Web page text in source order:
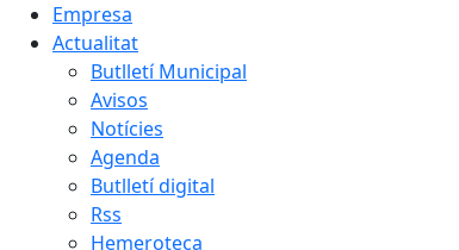
Empresa
Actualitat
Butlletí Municipal
Avisos
Notícies
Agenda
Butlletí digital
Rss
Hemeroteca